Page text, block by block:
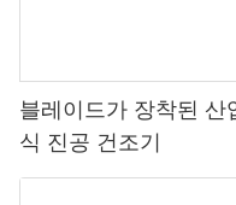
블레이드가 장착된 산
식 진공 건조기